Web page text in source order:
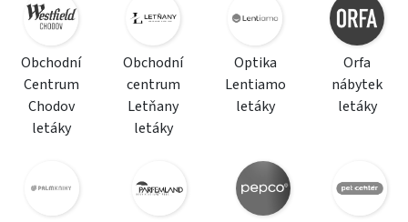
Obchodní
Centrum
Chodov
letáky
Obchodní
centrum
Letňany
letáky
Optika
Lentiamo
letáky
Orfa
nábytek
letáky